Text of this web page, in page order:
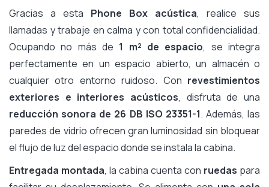
Gracias a esta Phone Box acústica, realice sus
llamadas y trabaje en calma y con total confidencialidad.
Ocupando no más de 1 m² de espacio, se integra
perfectamente en un espacio abierto, un almacén o
cualquier otro entorno ruidoso. Con revestimientos
exteriores e interiores acústicos, disfruta de una
reducción sonora de 26 DB ISO 23351-1. Además, las
paredes de vidrio ofrecen gran luminosidad sin bloquear
el flujo de luz del espacio donde se instala la cabina.
Entregada montada, la cabina cuenta con ruedas para